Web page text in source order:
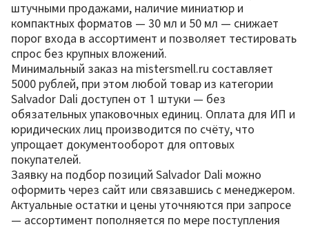
штучными продажами, наличие миниатюр и
компактных форматов — 30 мл и 50 мл — снижает
порог входа в ассортимент и позволяет тестировать
спрос без крупных вложений.
Минимальный заказ на mistersmell.ru составляет
5000 рублей, при этом любой товар из категории
Salvador Dali доступен от 1 штуки — без
обязательных упаковочных единиц. Оплата для ИП и
юридических лиц производится по счёту, что
упрощает документооборот для оптовых
покупателей.
Заявку на подбор позиций Salvador Dali можно
оформить через сайт или связавшись с менеджером.
Актуальные остатки и цены уточняются при запросе
— ассортимент пополняется по мере поступления